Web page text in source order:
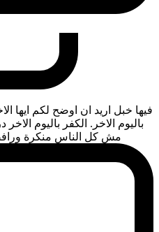
فيها خبل اريد ان اوضح لكم ايها
باليوم الاخر. الكفر باليوم
مش كل الناس منكرة